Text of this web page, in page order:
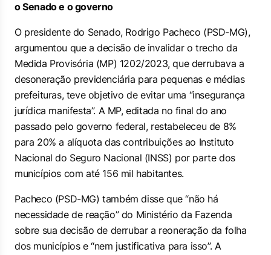
o Senado e o governo
O presidente do Senado, Rodrigo Pacheco (PSD-MG),
argumentou que a decisão de invalidar o trecho da
Medida Provisória (MP) 1202/2023, que derrubava a
desoneração previdenciária para pequenas e médias
prefeituras, teve objetivo de evitar uma “insegurança
jurídica manifesta”. A MP, editada no final do ano
passado pelo governo federal, restabeleceu de 8%
para 20% a alíquota das contribuições ao Instituto
Nacional do Seguro Nacional (INSS) por parte dos
municípios com até 156 mil habitantes.
Pacheco (PSD-MG) também disse que “não há
necessidade de reação” do Ministério da Fazenda
sobre sua decisão de derrubar a reoneração da folha
dos municípios e “nem justificativa para isso”. A